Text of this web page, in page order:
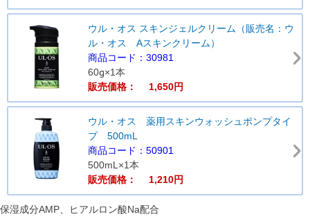
ウル・オス スキンジェルクリーム（販売名：ウ
ル・オス Aスキンクリーム）
商品コード：30981
60g×1本
販売価格： 1,650円
ウル・オス 薬用スキンウォッシュポンプタイ
プ 500mL
商品コード：50901
500mL×1本
販売価格： 1,210円
保湿成分AMP、ヒアルロン酸Na配合